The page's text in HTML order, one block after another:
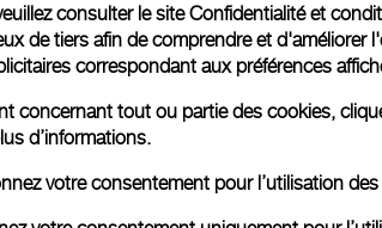
consulter lesite Confidentialité et
de tiers afin de comprendre et d'améliorer
correspondant aux préférences
concernant tout ou partie des cookies,
d’informations.
votre consentement pour l’utilisation